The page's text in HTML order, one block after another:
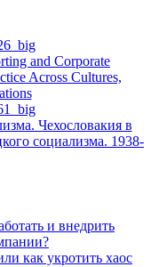
and Corporate
Across Cultures,
Чехословакия в
социализма. 1938-
и внедрить
как укротить хаос